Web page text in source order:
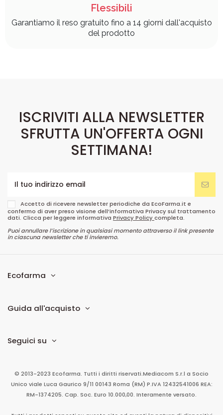
Flessibili
Garantiamo il reso gratuito fino a 14 giorni dall'acquisto
del prodotto
ISCRIVITI ALLA NEWSLETTER
SFRUTTA UN'OFFERTA OGNI
SETTIMANA!
Accetto di ricevere newsletter periodiche da EcoFarma.it e
confermo di aver preso visione dell’informativa Privacy sul trattamento
dati. Clicca per leggere informativa Privacy Policycompleta.
Puoi annullare l’iscrizione in qualsiasi momento attraverso il link presente
in ciascuna newsletter che ti invieremo.
Ecofarma
Guida all'acquisto
Seguici su
© 2013-2023 Ecofarma. Tutti i diritti riservati.Mediacom S.r.l a Socio
Unico viale Luca Gaurico 9/11 00143 Roma (RM) P.IVA 12432541006 REA:
RM-1374205. Cap. Soc. Euro 10.000,00. Interamente versato.